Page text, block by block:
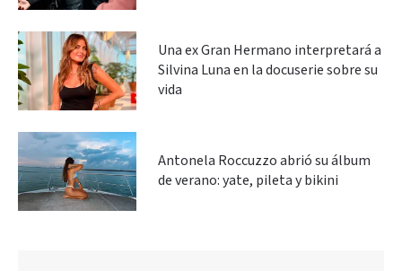
Una ex Gran Hermano interpretará a
Silvina Luna en la docuserie sobre su
vida
Antonela Roccuzzo abrió su álbum
de verano: yate, pileta y bikini